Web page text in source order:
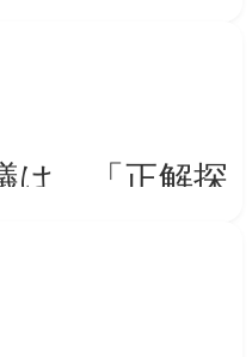
は、「正解探